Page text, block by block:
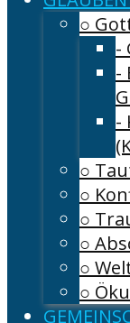
○
-
-
-
○
○
○
○
○
○